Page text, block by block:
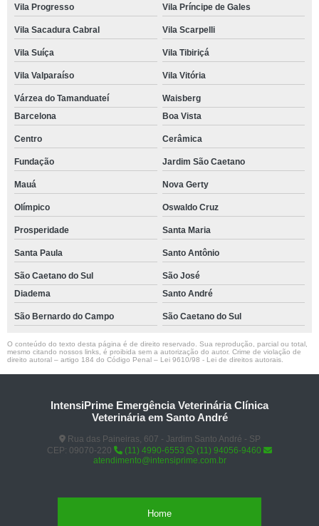
Vila Progresso Vila Príncipe de Gales
Vila Sacadura Cabral Vila Scarpelli
Vila Suíça Vila Tibiriçá
Vila Valparaíso Vila Vitória
Várzea do Tamanduateí
Waisberg
Barcelona
Boa Vista
Centro Cerâmica
Fundação Jardim São Caetano
Mauá Nova Gerty
Olímpico Oswaldo Cruz
Prosperidade Santa Maria
Santa Paula Santo Antônio
São Caetano do Sul
São José
Diadema
Santo André
São Bernardo do Campo São Caetano do Sul
O conteúdo do texto desta página é de direito reservado. Sua reprodução, parcial ou total,
mesmo citando nossos links, é proibida sem a autorização do autor. Crime de violação de
direito autoral – artigo 184 do Código Penal – Lei 9610/98 - Lei de direitos autorais
IntensiPrime Emergência Veterinária Clínica
Veterinária em Santo André
Rua das Paineiras, 607 - Jardim Santo André - SP
CEP: 09070-220
(11) 4990-6553
(11) 94056-9460
atendimento@intensiprime.com.br
Home